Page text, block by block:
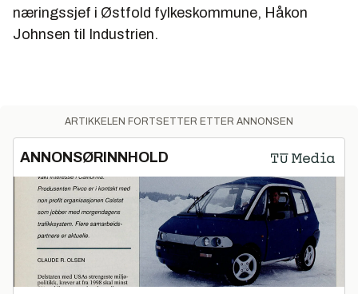
næringssjef i Østfold fylkeskommune, Håkon
Johnsen til Industrien.
ARTIKKELEN FORTSETTER ETTER ANNONSEN
ANNONSØRINNHOLD